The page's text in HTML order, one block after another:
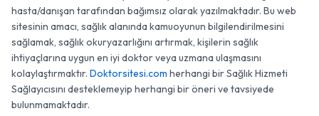
hasta/danışan tarafından bağımsız olarak yazılmaktadır. Bu web
sitesinin amacı, sağlık alanında kamuoyunun bilgilendirilmesini
sağlamak, sağlık okuryazarlığını artırmak, kişilerin sağlık
ihtiyaçlarına uygun en iyi doktor veya uzmana ulaşmasını
kolaylaştırmaktır. Doktorsitesi.com herhangi bir Sağlık Hizmeti
Sağlayıcısını desteklemeyip herhangi bir öneri ve tavsiyede
bulunmamaktadır.